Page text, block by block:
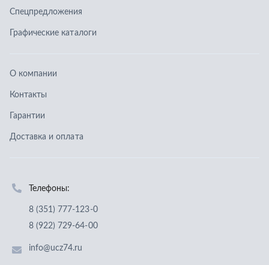
Отправить заявку
Политика конфиденциальности